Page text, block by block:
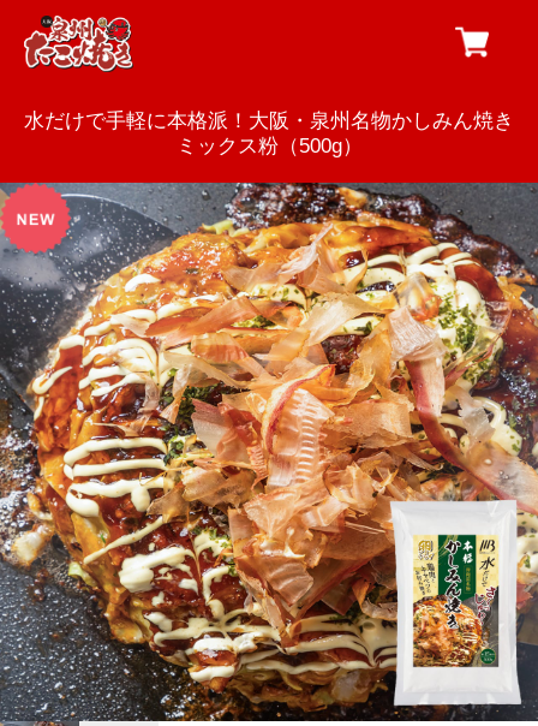
水だけで手軽に本格派！大阪・泉州名物かしみん焼き
ミックス粉（500g）